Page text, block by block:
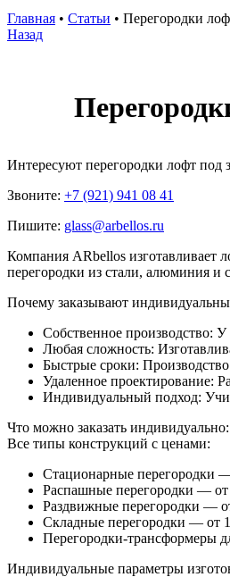
Главная • Статьи • Перегородки
Назад
Интересуют перегородки лофт под
Звоните: +7 (921) 941 08 41
Пишите: glass@arbellos.ru
Компания ARbellos
перегородки из стали, алюминия и
Почему заказывают
Собственное производство:
Любая сложность:
Быстрые сроки:
Удаленное проектирование:
Индивидуальный подход:
Что можно заказать индивидуально:
Все типы конструкций с ценами:
Стационарные перегородки
Распашные перегородки — от
Раздвижные перегородки —
Складные перегородки — от
Перегородки-трансформеры
Индивидуальные параметры